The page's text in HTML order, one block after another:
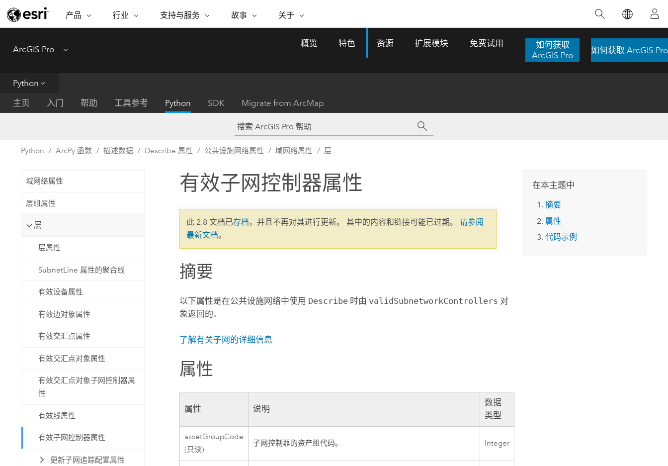
产品
ARCGIS
完整的 SaaS 制图平台
ArcGIS Enterprise
功能
将位置引入分析
集成、编辑和共享空间数据
Esri 产品、合作伙伴产品和开发
互式地图，探索产品功能，或者直接开始免
探索 ArcGIS Pro
行业
行业
保护
能源公用事业
州和地方政府
电信
交通运输
专题倡议
基础设施管理
使用 GIS 创建现代化、有弹性且可持续发展
者了解基础设施工程与周围环境的关系。
探索基础设施管理
支持与服务
支持与服务 自助服务
文档
My Esri
故事
ESRI 故事
现实世界的全球 GIS 创新
客
商业和技术领导者之声
行业新闻和 ArcGIS 更新
所有故事
动提供了有力支持。
关于
关于 ESRI
合作伙伴
招贤纳士
媒体与分析师关系
联系我们
数字孪生体
推荐书籍
ArcGIS Pro Menu
概览 特色 资源 扩展模块 免费试用
如何获取
ArcGIS Pro
如何获取 ArcGIS Pro
Python
主页
入门 帮助 工具参考 Python SDK Migrate from ArcMap
Python ArcPy 函数 描述数据 Describe 属性 公共设施网络属性 域网络属性 层
域网络属性
层组属性
层
层属性
SubnetLine 属性的聚合线
有效设备属性
有效边对象属性
有效交汇点属性
有效交汇点对象属性
有效交汇点对象子网控制器属
性
有效线属性
有效子网控制器属性
更新子网追踪配置属性
有效子网控制器属性
此 2.8 文档已存档，并且不再对其进行更新。 其中的内容和链接可能已过期。请参阅
最新文档。
摘要
以下属性是在公共设施网络中使用 Describe 时由 validSubnetworkControllers 对
象返回的。
了解有关子网的详细信息
属性
属性 说明
数据
类型
assetGroupCode
(只读)
子网控制器的资产组代码。 Integer
在本主题中
摘要
属性
代码示例